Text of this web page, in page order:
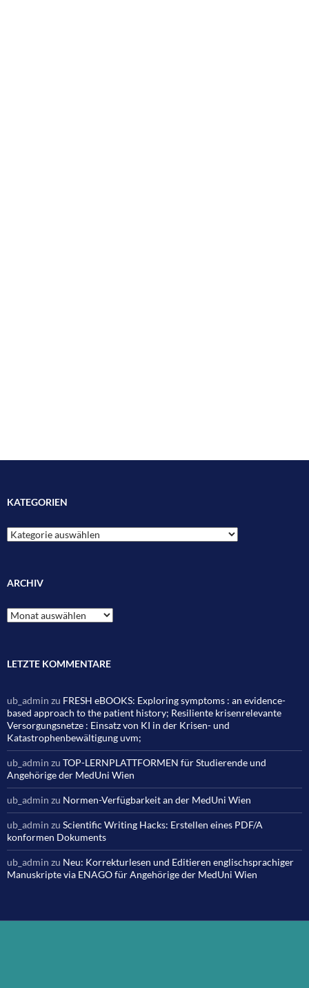
KATEGORIEN
Kategorien
ARCHIV
Archiv
LETZTE KOMMENTARE
ub_admin zu FRESH eBOOKS: Exploring symptoms : an evidence-
based approach to the patient history; Resiliente krisenrelevante
Versorgungsnetze : Einsatz von KI in der Krisen- und
Katastrophenbewältigung uvm;
ub_admin zu TOP-LERNPLATTFORMEN für Studierende und
Angehörige der MedUni Wien
ub_admin zu Normen-Verfügbarkeit an der MedUni Wien
ub_admin zu Scientific Writing Hacks: Erstellen eines PDF/A
konformen Dokuments
ub_admin zu Neu: Korrekturlesen und Editieren englischsprachiger
Manuskripte via ENAGO für Angehörige der MedUni Wien